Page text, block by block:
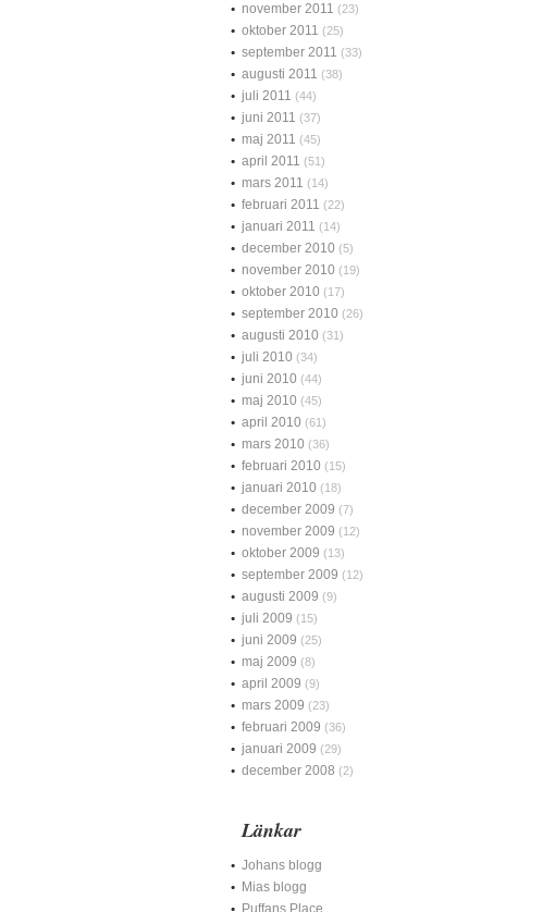
november 2011 (23)
oktober 2011 (25)
september 2011 (33)
augusti 2011 (38)
juli 2011 (44)
juni 2011 (37)
maj 2011 (45)
april 2011 (51)
mars 2011 (14)
februari 2011 (22)
januari 2011 (14)
december 2010 (5)
november 2010 (19)
oktober 2010 (17)
september 2010 (26)
augusti 2010 (31)
juli 2010 (34)
juni 2010 (44)
maj 2010 (45)
april 2010 (61)
mars 2010 (36)
februari 2010 (15)
januari 2010 (18)
december 2009 (7)
november 2009 (12)
oktober 2009 (13)
september 2009 (12)
augusti 2009 (9)
juli 2009 (15)
juni 2009 (25)
maj 2009 (8)
april 2009 (9)
mars 2009 (23)
februari 2009 (36)
januari 2009 (29)
december 2008 (2)
Länkar
Johans blogg
Mias blogg
Puffans Place